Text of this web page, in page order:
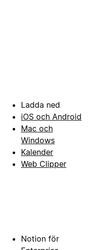
Ladda ned
iOS och Android
Mac och
Windows
Kalender
Web Clipper
Notion för